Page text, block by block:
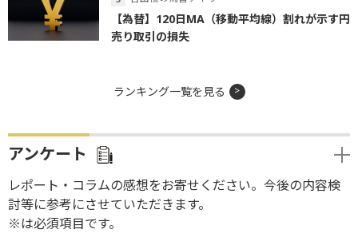
【為替】120日MA（移動平均線）割れが示す円
売り取引の損失
ランキング一覧を見る
アンケート
レポート・コラムの感想をお寄せください。今後の内容検
討等に参考にさせていただきます。
※は必須項目です。